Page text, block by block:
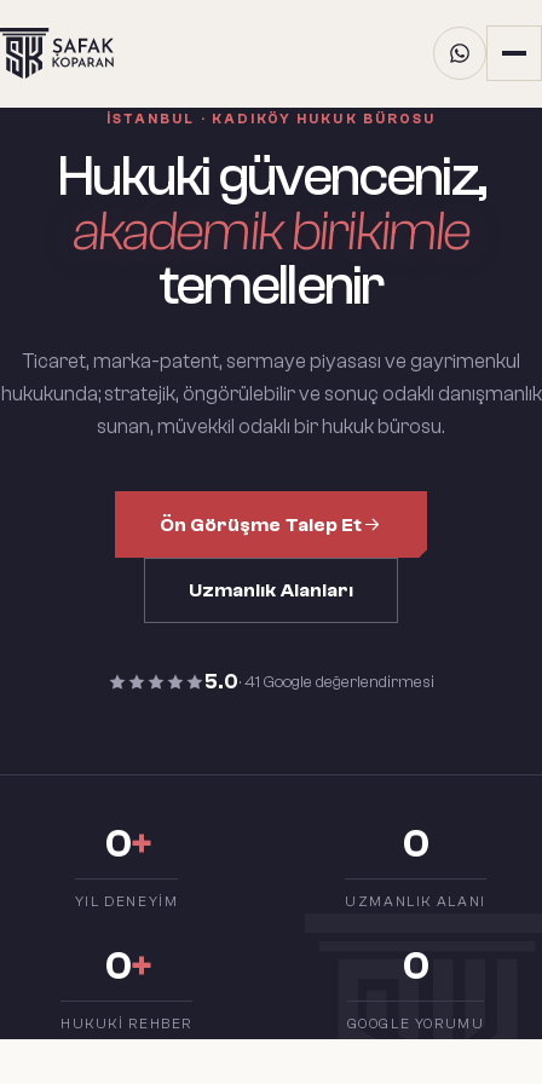
İSTANBUL · KADIKÖY HUKUK BÜROSU
Hukuki güvenceniz,
akademik birikimle
temellenir
Ticaret, marka-patent, sermaye piyasası ve gayrimenkul
hukukunda; stratejik, öngörülebilir ve sonuç odaklı danışmanlık
sunan, müvekkil odaklı bir hukuk bürosu.
Ön Görüşme Talep Et
Uzmanlık Alanları
5.0· 41 Google değerlendirmesi
0+
YIL DENEYIM
0
UZMANLIK ALANI
0+
HUKUKI REHBER
0
GOOGLE YORUMU